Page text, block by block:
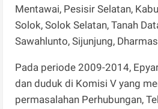
Mentawai, Pesisir Selatan,
Solok, Solok Selatan, Tanah
Sawahlunto, Sijunjung,
Pada periode 2009-2014,
dan duduk di Komisi V yang
permasalahan Perhubungan,